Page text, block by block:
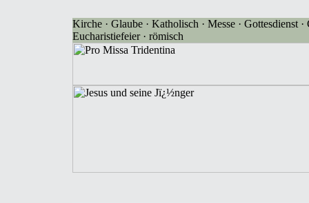
Kirche · Glaube · Katholisch · Messe · Gottesdienst
Eucharistiefeier · römisch